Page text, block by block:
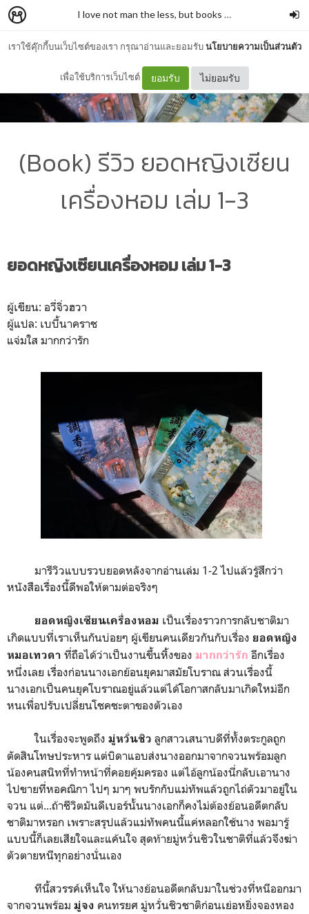
เราใช้คุ๊กกี้บนเว็บไซต์ของเรา กรุณาอ่านและยอมรับนโยบายความเป็นส่วนตัว
เพื่อใช้บริการเว็บไซต์ ยอมรับ ไม่ยอมรับ
I love not man the less, but books more รั่วชิงบ้านส
(Book) รีวิว ยอดหญิงเซียน
เครื่องหอม เล่ม 1-3
ยอดหญิงเซียนเครื่องหอม เล่ม 1-3
ผู้เขียน: อวี่จิ่วฮวา
ผู้แปล: เบบี้นาคราช
แจ่มใส มากกว่ารัก
มารีวิวแบบรวบยอดหลังจากอ่านเล่ม 1-2 ไปแล้วรู้สึกว่า
หนังสือเรื่องนี้ดีพอให้ตามต่อจริงๆ
ยอดหญิงเซียนเครื่องหอม เป็นเรื่องราวการกลับชาติมา
เกิดแบบที่เราเห็นกันบ่อยๆ ผู้เขียนคนเดียวกันกับเรื่อง ยอดหญิง
หมอเทวดา ที่ถือได้ว่าเป็นงานขึ้นหิ้งของ มากกว่ารัก อีกเรื่อง
หนึ่งเลย เรื่องก่อนนางเอกย้อนยุคมาสมัยโบราณ ส่วนเรื่องนี้
นางเอกเป็นคนยุคโบราณอยู่แล้วแต่ได้โอกาสกลับมาเกิดใหม่อีก
หนเพื่อปรับเปลี่ยนโชคชะตาของตัวเอง
ในเรื่องจะพูดถึง มู่หวั่นชิว ลูกสาวเสนาบดีที่ทั้งตระกูลถูก
ตัดสินโทษประหาร แต่บิดาแอบส่งนางออกมาจากจวนพร้อมลูก
น้องคนสนิทที่ทำหน้าที่คอยคุ้มครอง แต่ไอ้ลูกน้องนี่กลับเอานาง
ไปขายที่หอคณิกา ไปๆ มาๆ พบรักกับแม่ทัพแล้วถูกไถ่ตัวมาอยู่ใน
จวน แต่...ถ้าชีวิตมันดีเบอร์นั้นนางเอกก็คงไม่ต้องย้อนอดีตกลับ
ชาติมาหรอก เพราะสรุปแล้วแม่ทัพคนนี้แค่หลอกใช้นาง พอมารู้
แบบนี้ก็เลยเสียใจและแค้นใจ สุดท้ายมู่หวั่นชิวในชาติที่แล้วจึงฆ่า
ตัวตายหนีทุกอย่างนั่นเอง
ทีนี้สวรรค์เห็นใจ ให้นางย้อนอดีตกลับมาในช่วงที่หนีออกมา
จากจวนพร้อม มู่จง คนทรยศ มู่หวั่นชิวชาติก่อนเย่อหยิ่งจองหอง